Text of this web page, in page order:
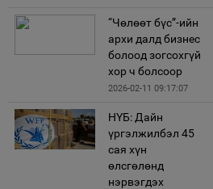
“Чөлөөт бүс”-ийн
архи далд бизнес
болоод зогсохгүй
хор ч болсоор
2026-02-11 09:17:07
НҮБ: Дайн
үргэлжилбэл 45
сая хүн
өлсгөлөнд
нэрвэгдэх